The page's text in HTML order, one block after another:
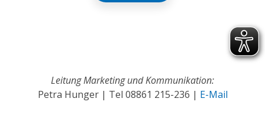
Leitung Marketing und Kommunikation:
Petra Hunger | Tel 08861 215-236 | E-Mail